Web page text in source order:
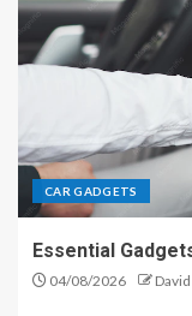
CAR GADGETS
Essential
04/08/2026